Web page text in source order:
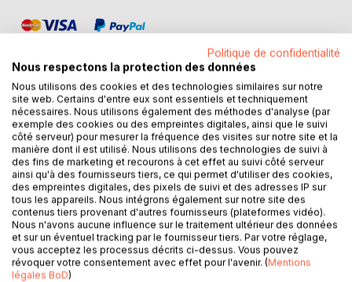
DESCRIPTION
Ashton et Hailey n'étaient pas censés se rencontrer. Des
débuts chaotiques lors d'une soirée en boite de nuit
auraient dû sceller ce premier contact.
Pourtant, le destin - avec la complicité de la meilleure amie
de Hailey - va s'évertuer à les remettre sur le chemin l'un
de l'autre.
Politique de confidentialité
Nous respectons la protection des données
Nous utilisons des cookies et des technologies similaires sur notre
site web. Certains d'entre eux sont essentiels et techniquement
nécessaires. Nous utilisons également des méthodes d'analyse (par
exemple des cookies ou des empreintes digitales, ainsi que le suivi
côté serveur) pour mesurer la fréquence des visites sur notre site et la
manière dont il est utilisé. Nous utilisons des technologies de suivi à
des fins de marketing et recourons à cet effet au suivi côté serveur
ainsi qu'à des fournisseurs tiers, ce qui permet d'utiliser des cookies,
des empreintes digitales, des pixels de suivi et des adresses IP sur
tous les appareils. Nous intégrons également sur notre site des
contenus tiers provenant d'autres fournisseurs (plateformes vidéo).
Nous n'avons aucune influence sur le traitement ultérieur des données
et sur un éventuel tracking par le fournisseur tiers. Par votre réglage,
vous acceptez les processus décrits ci-dessus. Vous pouvez
révoquer votre consentement avec effet pour l'avenir. (Mentions
légales BoD)